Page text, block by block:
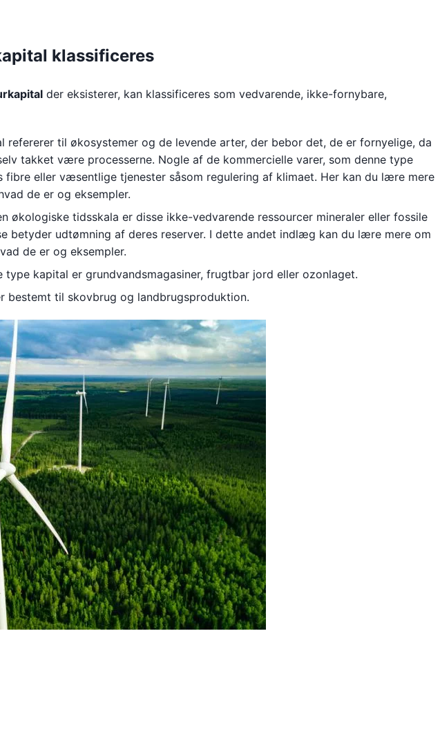
klassificeres
der eksisterer, kan klassificeres som vedvarende, ikke-fornybare,
refererer til økosystemer og de levende arter, der bebor det, de er fornyelige, da
takket være processerne. Nogle af de kommercielle varer, som denne type
eller væsentlige tjenester såsom regulering af klimaet. Her kan du lære mere
de er og eksempler.
økologiske tidsskala er disse ikke-vedvarende ressourcer mineraler eller fossile
betyder udtømning af deres reserver. I dette andet indlæg kan du lære mere om
de er og eksempler.
type kapital er grundvandsmagasiner, frugtbar jord eller ozonlaget.
bestemt til skovbrug og landbrugsproduktion.